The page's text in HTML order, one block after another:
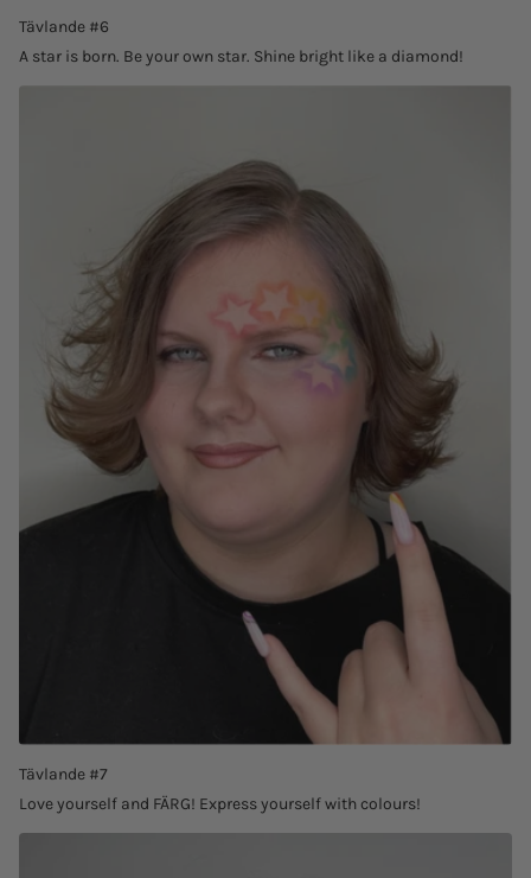
Tävlande #6
A star is born. Be your own star. Shine bright like a diamond!
Tävlande #7
Love yourself and FÄRG! Express yourself with colours!